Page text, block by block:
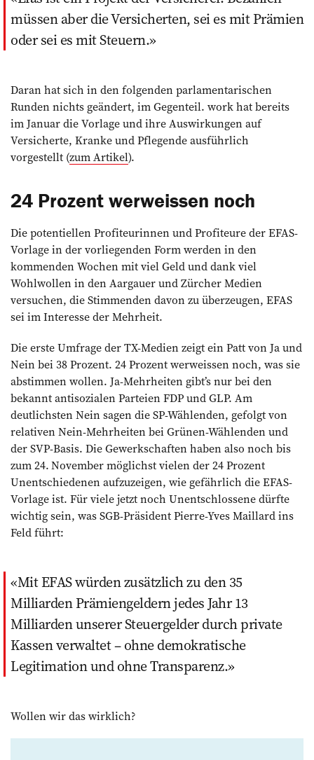
müssen aber die Versicherten, sei es mit Prämien
oder sei es mit Steuern.
Daran hat sich in den folgenden parlamentarischen
Runden nichts geändert, im Gegenteil. work hat bereits
im Januar die Vorlage und ihre Auswirkungen auf
Versicherte, Kranke und Pflegende ausführlich
vorgestellt (zum Artikel).
24 Prozent werweissen noch
Die potentiellen Profiteurinnen und Profiteure der EFAS-
Vorlage in der vorliegenden Form werden in den
kommenden Wochen mit viel Geld und dank viel
Wohlwollen in den Aargauer und Zürcher Medien
versuchen, die Stimmenden davon zu überzeugen, EFAS
sei im Interesse der Mehrheit.
Die erste Umfrage der TX-Medien zeigt ein Patt von Ja und
Nein bei 38 Prozent. 24 Prozent werweissen noch, was sie
abstimmen wollen. Ja-Mehrheiten gibt’s nur bei den
bekannt antisozialen Parteien FDP und GLP. Am
deutlichsten Nein sagen die SP-Wählenden, gefolgt von
relativen Nein-Mehrheiten bei Grünen-Wählenden und
der SVP-Basis. Die Gewerkschaften haben also noch bis
zum 24. November möglichst vielen der 24 Prozent
Unentschiedenen aufzuzeigen, wie gefährlich die EFAS-
Vorlage ist. Für viele jetzt noch Unentschlossene dürfte
wichtig sein, was SGB-Präsident Pierre-Yves Maillard ins
Feld führt:
Mit EFAS würden zusätzlich zu den 35
Milliarden Prämiengeldern jedes Jahr 13
Milliarden unserer Steuergelder durch private
Kassen verwaltet – ohne demokratische
Legitimation und ohne Transparenz.
Wollen wir das wirklich?